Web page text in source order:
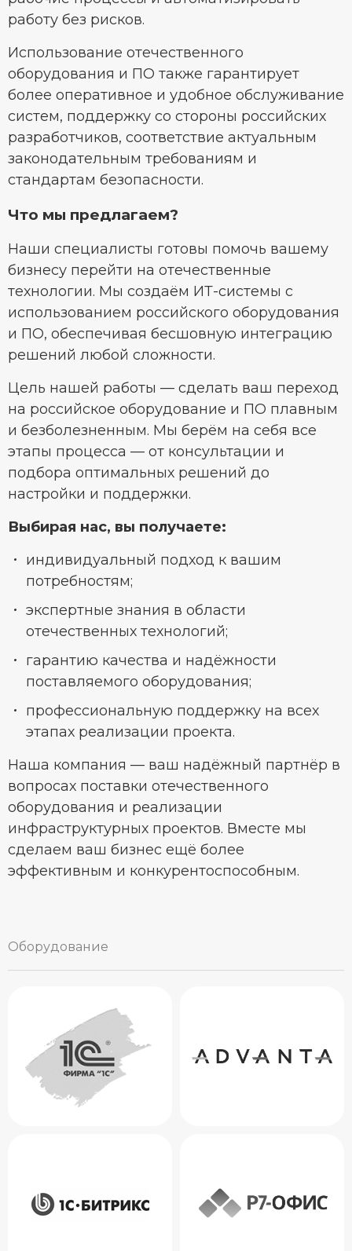
работу без рисков.
Использование отечественного
оборудования и ПО также гарантирует
более оперативное и удобное обслуживание
систем, поддержку со стороны российских
разработчиков, соответствие актуальным
законодательным требованиям и
стандартам безопасности.
Что мы предлагаем?
Наши специалисты готовы помочь вашему
бизнесу перейти на отечественные
технологии. Мы создаём ИТ-системы с
использованием российского оборудования
и ПО, обеспечивая бесшовную интеграцию
решений любой сложности.
Цель нашей работы — сделать ваш переход
на российское оборудование и ПО плавным
и безболезненным. Мы берём на себя все
этапы процесса — от консультации и
подбора оптимальных решений до
настройки и поддержки.
Выбирая нас, вы получаете:
индивидуальный подход к вашим
потребностям;
экспертные знания в области
отечественных технологий;
гарантию качества и надёжности
поставляемого оборудования;
профессиональную поддержку на всех
этапах реализации проекта.
Наша компания — ваш надёжный партнёр в
вопросах поставки отечественного
оборудования и реализации
инфраструктурных проектов. Вместе мы
сделаем ваш бизнес ещё более
эффективным и конкурентоспособным.
Оборудование